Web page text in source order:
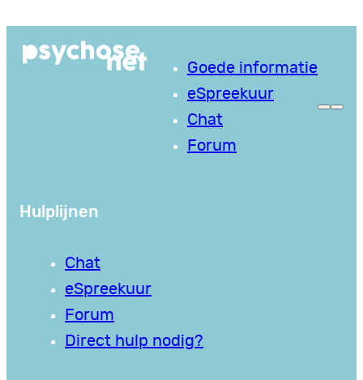
naar
Goede informatie
eSpreekuur
Chat
Forum
Hulplijnen
Chat
eSpreekuur
Forum
Direct hulp nodig?